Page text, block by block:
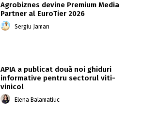
Agrobiznes devine Premium Media
Partner al EuroTier 2026
Sergiu Jaman
APIA a publicat două noi ghiduri
informative pentru sectorul viti-
vinicol
Elena Balamatiuc